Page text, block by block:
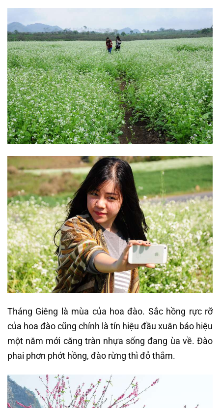
Tháng Giêng là mùa của hoa đào. Sắc hồng rực rỡ
của hoa đào cũng chính là tín hiệu đầu xuân báo hiệu
một năm mới căng tràn nhựa sống đang ùa về. Đào
phai phơn phớt hồng, đào rừng thì đỏ thắm.